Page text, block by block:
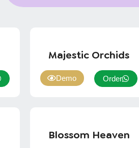
Majestic Orchids
Demo Order
Blossom Heaven